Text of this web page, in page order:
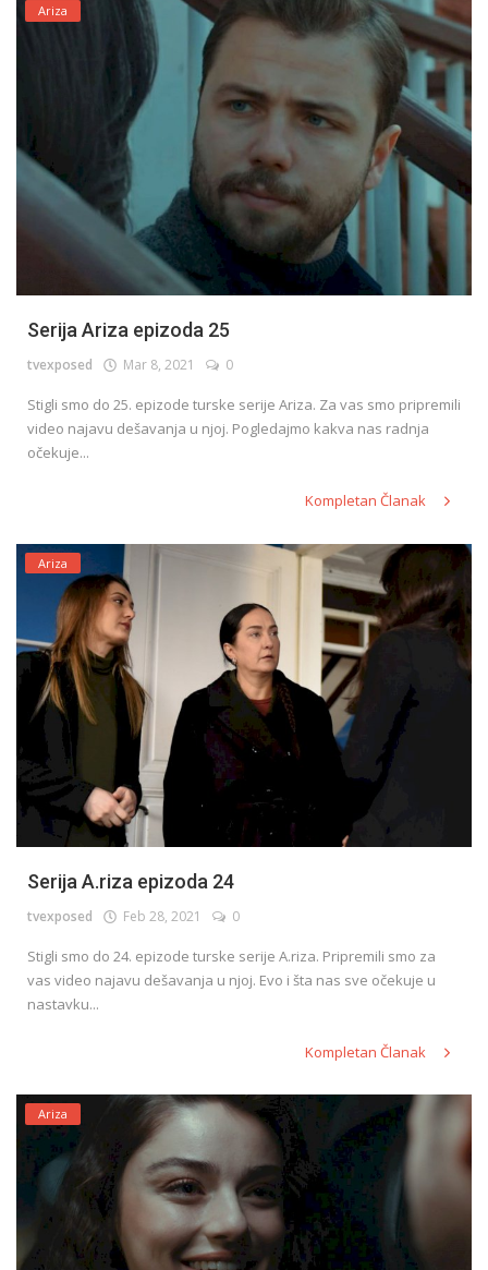
Ariza
Serija Ariza epizoda 25
tvexposed Mar 8, 2021 0
Stigli smo do 25. epizode turske serije Ariza. Za vas smo pripremili
video najavu dešavanja u njoj. Pogledajmo kakva nas radnja
očekuje...
Kompletan Članak
Ariza
Serija A.riza epizoda 24
tvexposed Feb 28, 2021 0
Stigli smo do 24. epizode turske serije A.riza. Pripremili smo za
vas video najavu dešavanja u njoj. Evo i šta nas sve očekuje u
nastavku...
Kompletan Članak
Ariza